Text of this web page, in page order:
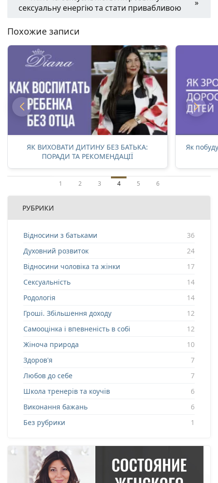
сексуальну енергію та стати привабливою
Похожие записи
ЯК ВИХОВАТИ ДИТИНУ БЕЗ БАТЬКА:
ПОРАДИ ТА РЕКОМЕНДАЦІЇ
Як
1 2 3 4 5 6
РУБРИКИ
Відносини з батьками
36
Духовний розвиток
24
Відносини чоловіка та жінки
17
Сексуальність
14
Родологія
14
Гроші. Збільшення доходу
12
Самооцінка і впевненість в собі
12
Жіноча природа
10
Здоров'я
7
Любов до себе
7
Школа тренерів та коучів
6
Виконання бажань
6
Без рубрики
1